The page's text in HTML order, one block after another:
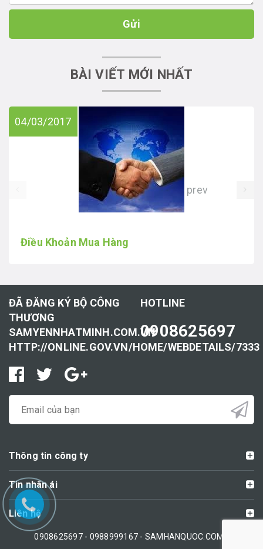
Gửi
BÀI VIẾT MỚI NHẤT
04/03/2017
Điều Khoản Mua Hàng
prev
ĐÃ ĐĂNG KÝ BỘ CÔNG
THƯƠNG
SAMYENNHATMINH.COM.VN
HTTP://ONLINE.GOV.VN/HOME/WEBDETAILS/7333
HOTLINE
0908625697
Thông tin công ty
Tin nhân ái
Liên hệ
0908625697 - 0988999167 - SAMHANQUOC.COM -